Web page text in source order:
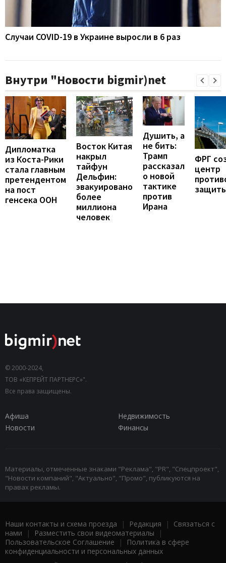
Случаи COVID-19 в Украине выросли в 6 раз
Внутри "Новости bigmir)net
Дипломатка
из Коста-Рики
стала главным
претендентом
на пост
генсека ООН
Восток Китая
накрыл
тайфун
Дельфин:
эвакуировано
более
миллиона
человек
Душить, а
не бить:
Трамп
рассказал
о новой
тактике
против
Ирана
ФРГ
центр
© 2000-2024,
ТОВ «КЕПРЕЙТ ПАРТНЕРС»".
Все права защищены.
Афиша
Недвижимость
Новости
Финансы
Материалы, отмеченные знаками "Реклама", "PR", "Спецпроект",
"Новости компаний", "Актуально", "Промо", публикуются на
правах рекламы.
Наши контакты и схема проезда | Редакция | Связаться с
нами | Разместить свои видеоматериалы |
Пользовательское Соглашение |
Политика в сфере
конфиденциальности и персональных данных